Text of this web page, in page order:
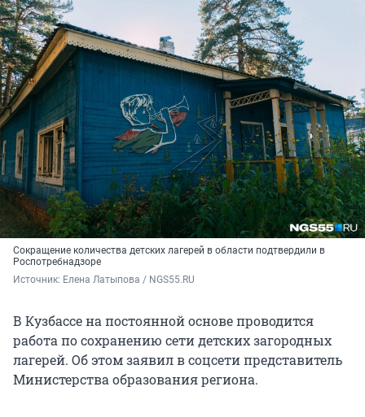
Сокращение количества детских лагерей в области подтвердили в
Роспотребнадзоре
Источник: Елена Латыпова / NGS55.RU
В Кузбассе на постоянной основе проводится
работа по сохранению сети детских загородных
лагерей. Об этом заявил в соцсети представитель
Министерства образования региона.